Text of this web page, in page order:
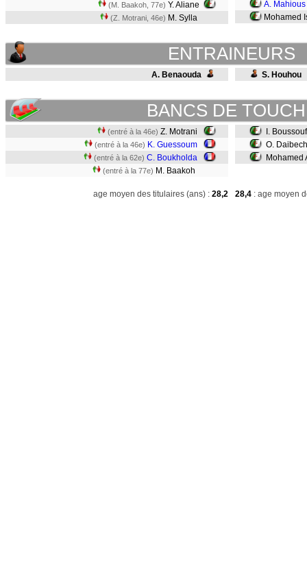
(M. Baakoh, 77e) Y. Aliane
(Z. Motrani, 46e) M. Sylla
A. Mahious
Mohamed
ENTRAINEURS
A. Benaouda S. Houhou
BANCS DE
(entré à la 46e) Z. Motrani
(entré à la 46e) K. Guessoum
(entré à la 62e) C. Boukholda
(entré à la 77e) M. Baakoh
I.
O.
Mohamed
age moyen des titulaires (ans) : 28,2 28,4 : age moyen